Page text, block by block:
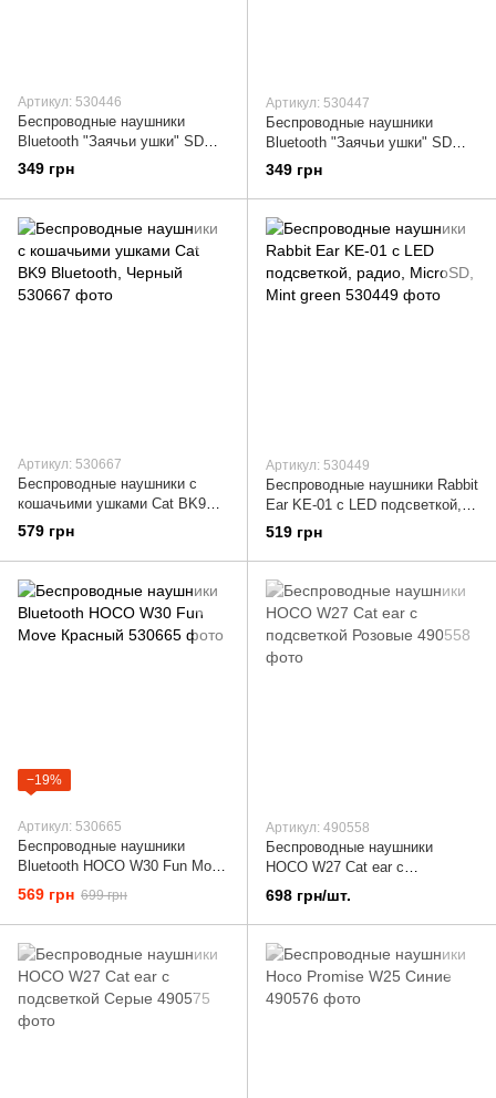
Артикул: 530446
Беспроводные наушники
Bluetooth "Заячьи ушки" SD
P47R, Синий
349 грн
Артикул: 530447
Беспроводные наушники
Bluetooth "Заячьи ушки" SD
P47R, Розовый
349 грн
Артикул: 530667
Беспроводные наушники с
кошачьими ушками Cat BK9
Bluetooth, Черный
579 грн
Артикул: 530449
Беспроводные наушники Rabbit
Ear KE-01 с LED подсветкой,
радио, MicroSD, Mint green
519 грн
−19%
Артикул: 530665
Беспроводные наушники
Bluetooth HOCO W30 Fun Move
Красный
569 грн 699 грн
Артикул: 490558
Беспроводные наушники
HOCO W27 Cat ear с
подсветкой Розовые
698 грн/шт.